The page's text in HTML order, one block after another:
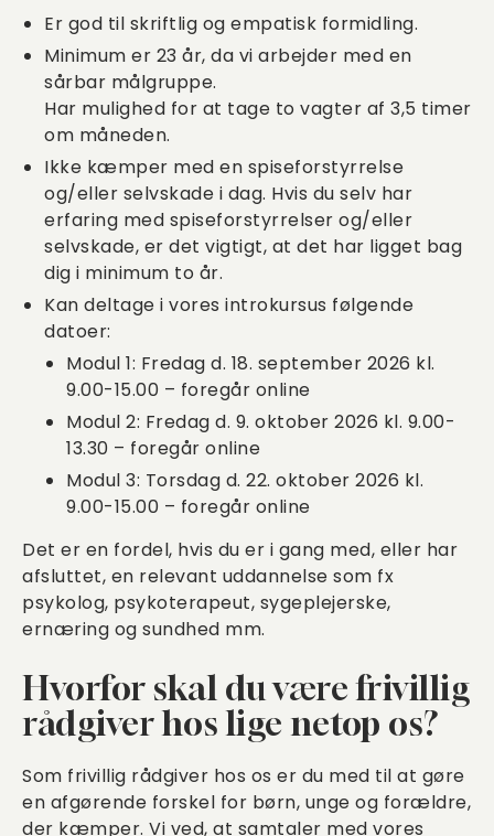
Er god til skriftlig og empatisk formidling.
Minimum er 23 år, da vi arbejder med en
sårbar målgruppe.
Har mulighed for at tage to vagter af 3,5 timer
om måneden.
Ikke kæmper med en spiseforstyrrelse
og/eller selvskade i dag. Hvis du selv har
erfaring med spiseforstyrrelser og/eller
selvskade, er det vigtigt, at det har ligget bag
dig i minimum to år.
Kan deltage i vores introkursus følgende
datoer:
Modul 1: Fredag d. 18. september 2026 kl.
9.00-15.00 – foregår online
Modul 2: Fredag d. 9. oktober 2026 kl. 9.00-
13.30 – foregår online
Modul 3: Torsdag d. 22. oktober 2026 kl.
9.00-15.00 – foregår online
Det er en fordel, hvis du er i gang med, eller har
afsluttet, en relevant uddannelse som fx
psykolog, psykoterapeut, sygeplejerske,
ernæring og sundhed mm.
Hvorfor skal du være frivillig
rådgiver hos lige netop os?
Som frivillig rådgiver hos os er du med til at gøre
en afgørende forskel for børn, unge og forældre,
der kæmper. Vi ved, at samtaler med vores